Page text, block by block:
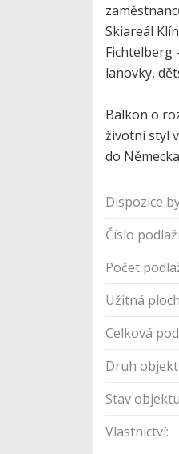
Skiareál
Fichtelberg
lanovky,
Balkon o
životní styl
do
Dispozice
Číslo
Počet
Užitná
Celková
Druh
Stav
Vlastnictví: